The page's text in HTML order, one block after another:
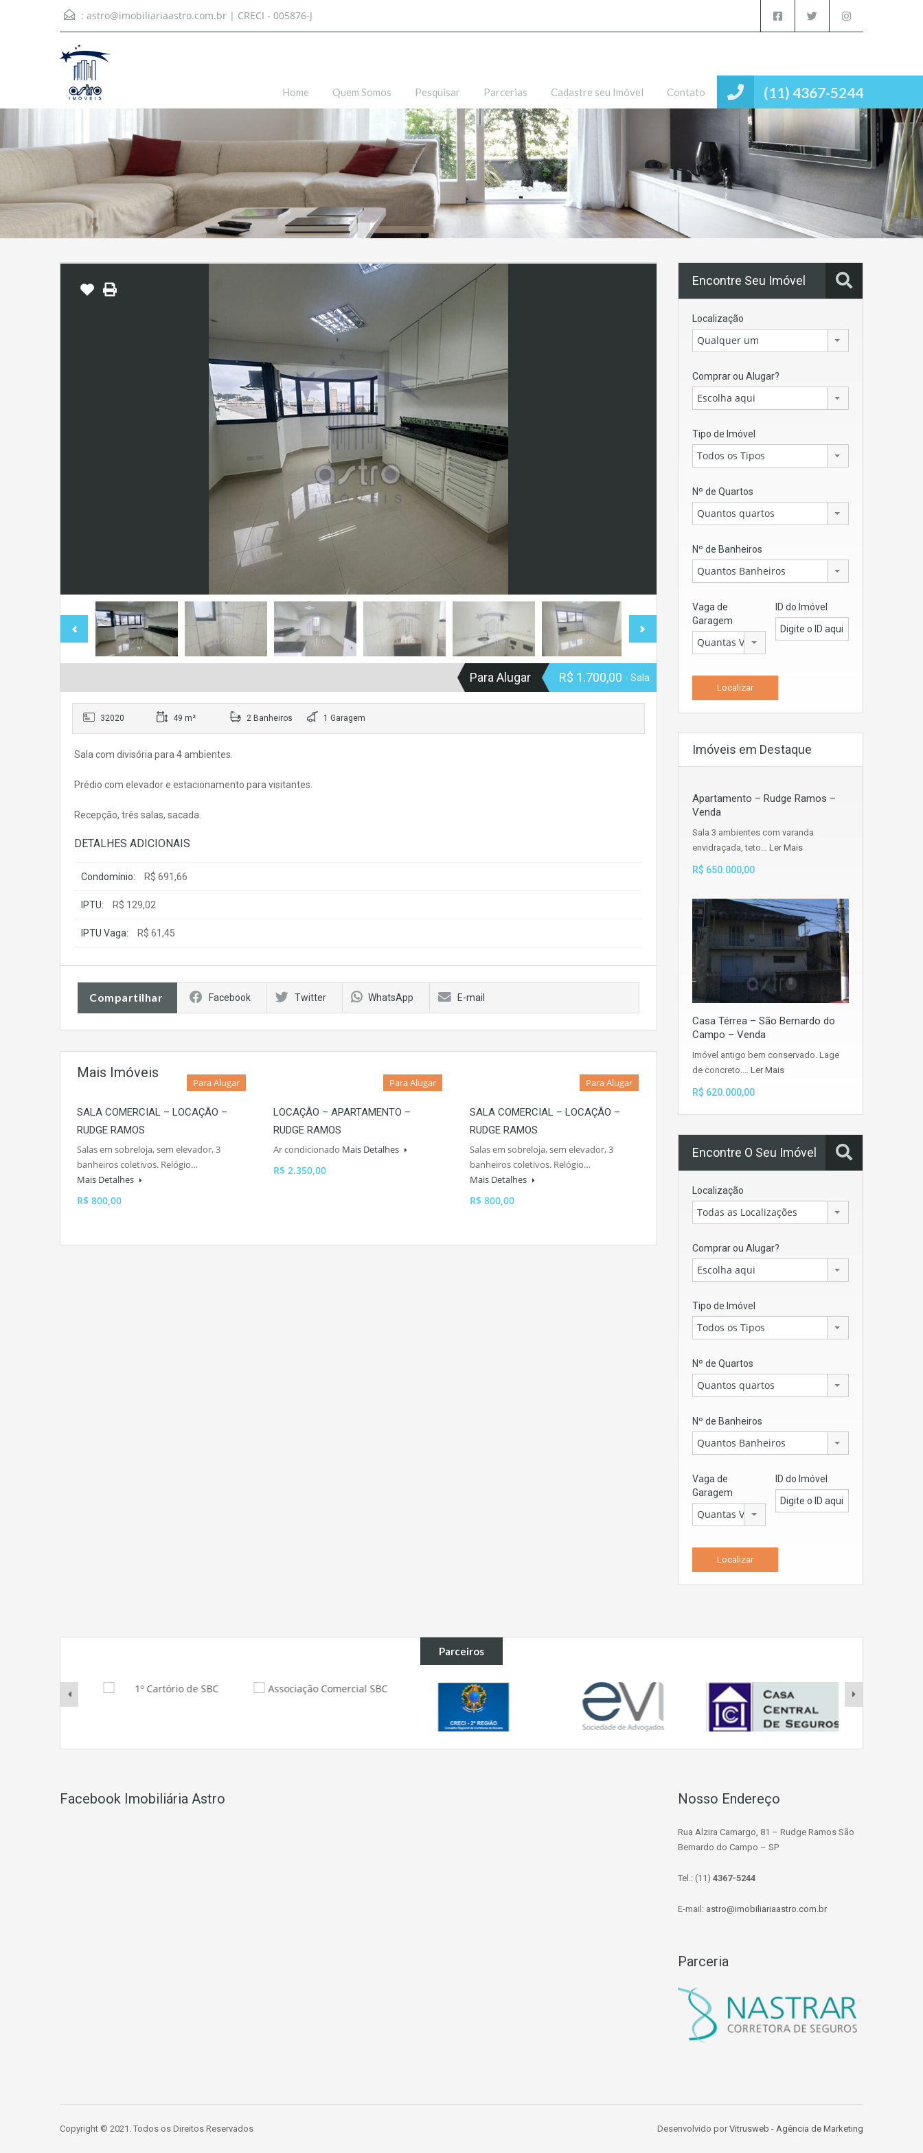
: astro@imobiliariaastro.com.br | CRECI - 005876-J
(11) 4367-5244
Home Quem Somos Pesquisar Parcerias Cadastre seu Imóvel Contato
Para Alugar R$ 1.700,00 - Sala
32020 49 m² 2 Banheiros 1 Garagem
Sala com divisória para 4 ambientes.
Prédio com elevador e estacionamento para visitantes.
Recepção, três salas, sacada.
DETALHES ADICIONAIS
Condomínio: R$ 691,66
IPTU: R$ 129,02
IPTU Vaga: R$ 61,45
Compartilhar Facebook Twitter WhatsApp E-mail
Mais Imóveis
Para Alugar
SALA COMERCIAL – LOCAÇÃO –
RUDGE RAMOS
Salas em sobreloja, sem elevador, 3
banheiros coletivos. Relógio…
Mais Detalhes
R$ 800,00
Para Alugar
LOCAÇÃO – APARTAMENTO –
RUDGE RAMOS
Ar condicionado Mais Detalhes
R$ 2.350,00
Para Alugar
SALA COMERCIAL – LOCAÇÃO –
RUDGE RAMOS
Salas em sobreloja, sem elevador, 3
banheiros coletivos. Relógio…
Mais Detalhes
R$ 800,00
Encontre Seu Imóvel
Localização
Qualquer um
Comprar ou Alugar?
Escolha aqui
Tipo de Imóvel
Todos os Tipos
Nº de Quartos
Quantos quartos
Nº de Banheiros
Quantos Banheiros
Vaga de
Garagem
Quantas Vagas
ID do Imóvel
Imóveis em Destaque
Apartamento – Rudge Ramos –
Venda
Sala 3 ambientes com varanda
envidraçada, teto… Ler Mais
R$ 650.000,00
Casa Térrea – São Bernardo do
Campo – Venda
Imóvel antigo bem conservado. Lage
de concreto.… Ler Mais
R$ 620.000,00
Encontre O Seu Imóvel
Localização
Todas as Localizações
Comprar ou Alugar?
Escolha aqui
Tipo de Imóvel
Todos os Tipos
Nº de Quartos
Quantos quartos
Nº de Banheiros
Quantos Banheiros
Vaga de
Garagem
Quantas Vagas
ID do Imóvel
Parceiros
Facebook Imobiliária Astro Nosso Endereço
Rua Alzira Camargo, 81 – Rudge Ramos São
Bernardo do Campo – SP
Tel.: (11) 4367-5244
E-mail: astro@imobiliariaastro.com.br
Parceria
Copyright © 2021. Todos os Direitos Reservados Desenvolvido por Vitrusweb - Agência de Marketing